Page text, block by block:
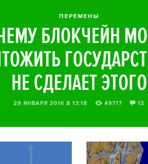
ПЕРЕМЕНЫ
БЛОКЧЕЙН
НЕ СДЕЛАЕТ ЭТОГО
29 ЯНВАРЯ 2016 В 13:18 49717 12